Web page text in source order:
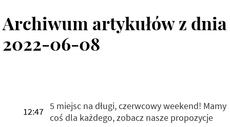
Archiwum artykułów z dnia
2022-06-08
12:47 5 miejsc na długi, czerwcowy weekend! Mamy
coś dla każdego, zobacz nasze propozycje